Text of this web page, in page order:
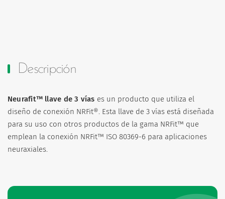
Descripción
Neurafit™ llave de 3 vías es un producto que utiliza el
diseño de conexión NRFit®. Esta llave de 3 vías está diseñada
para su uso con otros productos de la gama NRFit™ que
emplean la conexión NRFit™ ISO 80369-6 para aplicaciones
neuraxiales.